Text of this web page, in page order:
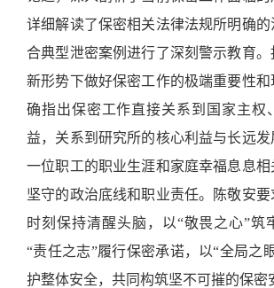
详细解读了保密相关法律法规所明确
合典型泄密案例进行了深刻警示教育。
新形势下做好保密工作的极端重要性和
确指出保密工作直接关系到国家主权
益，关系到研究所的核心利益与长远
一位职工的职业生涯和家庭幸福息息
坚守的政治底线和职业责任。陈敬安
时刻保持清醒头脑，以“敬畏之心”筑
“责任之志”履行保密承诺，以“全局之
护整体安全，共同构筑坚不可摧的保密